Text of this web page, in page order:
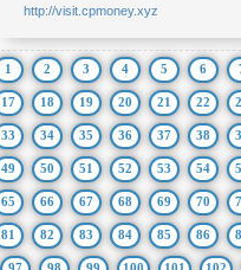
http://visit.cpmoney.xyz
1 2 3 4 5 6
17 18 19 20 21 22
33 34 35 36 37 38
49 50 51 52 53 54
65 66 67 68 69 70
81 82 83 84 85 86
97 98 99 100 101 102